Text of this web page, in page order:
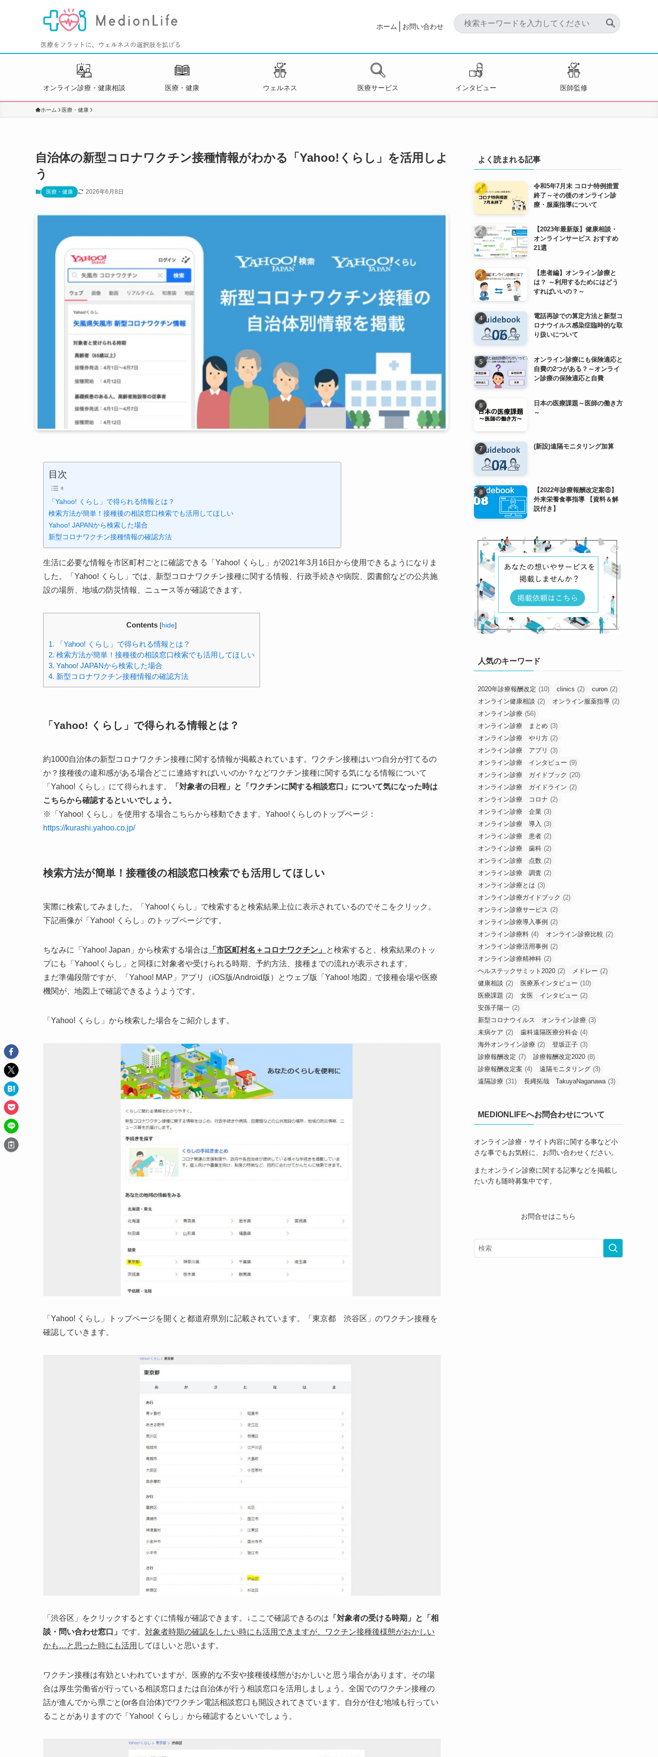
ホーム お問い合わせ
オンライン診療・健康相談 医療・健康 ウェルネス 医療サービス インタビュー 医師監修
ホーム 医療・健康
自治体の新型コロナワクチン接種情報がわかる「Yahoo!くらし」を活用しよ
う
医療・健康 2026年6月8日
目次
「Yahoo! くらし」で得られる情報とは？
検索方法が簡単！接種後の相談窓口検索でも活用してほしい
Yahoo! JAPANから検索した場合
新型コロナワクチン接種情報の確認方法
生活に必要な情報を市区町村ごとに確認できる「Yahoo! くらし」が2021年3月16日から使用できるようになりま
した。「Yahoo! くらし」では、新型コロナワクチン接種に関する情報、行政手続きや病院、図書館などの公共施
設の場所、地域の防災情報、ニュース等が確認できます。
Contents [hide]
1. 「Yahoo! くらし」で得られる情報とは？
2. 検索方法が簡単！接種後の相談窓口検索でも活用してほしい
3. Yahoo! JAPANから検索した場合
4. 新型コロナワクチン接種情報の確認方法
「Yahoo! くらし」で得られる情報とは？
約1000自治体の新型コロナワクチン接種に関する情報が掲載されています。ワクチン接種はいつ自分が打てるの
か？接種後の違和感がある場合どこに連絡すればいいのか？などワクチン接種に関する気になる情報について
「Yahoo! くらし」にて得られます。
「対象者の日程」と「ワクチンに関する相談窓口」について気になった時は
こちらから確認するといいでしょう。
※「Yahoo! くらし」を使用する場合こちらから移動できます。Yahoo!くらしのトップページ：
https://kurashi.yahoo.co.jp/
検索方法が簡単！接種後の相談窓口検索でも活用してほしい
実際に検索してみました。「Yahoo!くらし」で検索すると検索結果上位に表示されているのでそこをクリック。
下記画像が「Yahoo! くらし」のトップページです。
ちなみに「Yahoo! Japan」から検索する場合は 「市区町村名＋コロナワクチン」
と検索すると、検索結果のトッ
プにも「Yahoo!くらし」と同様に対象者や受けられる時期、予約方法、接種までの流れが表示されます。
まだ準備段階ですが、「Yahoo! MAP」アプリ（iOS版/Android版）とウェブ版「Yahoo! 地図」で接種会場や医療
機関が、地図上で確認できるようようです。
「Yahoo! くらし」から検索した場合をご紹介します。
「Yahoo! くらし」トップページを開くと都道府県別に記載されています。「東京都 渋谷区」のワクチン接種を
確認していきます。
「渋谷区」をクリックするとすぐに情報が確認できます。↓ここで確認できるのは 「対象者の受ける時期」と「相
談・問い合わせ窓口」 です。 対象者時期の確認をしたい時にも活用できますが、ワクチン接種後様態がおかしい
かも…と思った時にも活用 してほしいと思います。
ワクチン接種は有効といわれていますが、医療的な不安や接種後様態がおかしいと思う場合があります。その場
合は厚生労働省が行っている相談窓口または自治体が行う相談窓口を活用しましょう。全国でのワクチン接種の
話が進んでから県ごと(or各自治体)でワクチン電話相談窓口も開設されてきています。自分が住む地域も行ってい
ることがありますので「Yahoo! くらし」から確認するといいでしょう。
よく読まれる記事
令和5年7月末 コロナ特例措置
終了～その後のオンライン診
療・服薬指導について
【2023年最新版】健康相談・
オンラインサービス おすすめ
21選
【患者編】オンライン診療と
は？ ～利用するためにはどう
すればいいの？～
電話再診での算定方法と新型コ
ロナウイルス感染症臨時的な取
り扱いについて
オンライン診療にも保険適応と
自費の2つがある？～オンライ
ン診療の保険適応と自費
日本の医療課題～医師の働き方
～
(新設)遠隔モニタリング加算
【2022年診療報酬改定案⑧】
外来栄養食事指導 【資料＆解
説付き】
人気のキーワード
2020年診療報酬改定 (10) clinics (2) curon (2)
オンライン健康相談 (2) オンライン服薬指導 (2)
オンライン診療 (56)
オンライン診療 まとめ (3)
オンライン診療 やり方 (2)
オンライン診療 アプリ (3)
オンライン診療 インタビュー (9)
オンライン診療 ガイドブック (20)
オンライン診療 ガイドライン (2)
オンライン診療 コロナ (2)
オンライン診療 企業 (3)
オンライン診療 導入 (3)
オンライン診療 患者 (2)
オンライン診療 歯科 (2)
オンライン診療 点数 (2)
オンライン診療 調査 (2)
オンライン診療とは (3)
オンライン診療ガイドブック (2)
オンライン診療サービス (2)
オンライン診療導入事例 (2)
オンライン診療料 (4) オンライン診療比較 (2)
オンライン診療活用事例 (2)
オンライン診療精神科 (2)
ヘルステックサミット2020 (2) メドレー (2)
健康相談 (2) 医療系インタビュー (10)
医療課題 (2) 女医 インタビュー (2)
安孫子陽一 (2)
新型コロナウイルス オンライン診療 (3)
未病ケア (2) 歯科遠隔医療分科会 (4)
海外オンライン診療 (2) 登坂正子 (3)
診療報酬改定 (7) 診療報酬改定2020 (8)
診療報酬改定案 (4) 遠隔モニタリング (3)
遠隔診療 (31) 長縄拓哉 TakuyaNaganawa (3)
MEDIONLIFEへお問合わせについて
オンライン診療・サイト内容に関する事など小
さな事でもお気軽に、お問い合わせください。
またオンライン診療に関する記事などを掲載し
たい方も随時募集中です。
お問合せはこちら